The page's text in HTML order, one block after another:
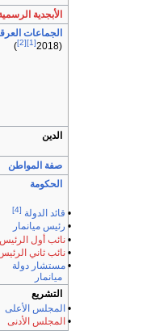
الأبجدية
الجماعات
(2018
[1]
[2]
)
الدين
صفة المواطن
الحكومة
• قائد الدولة [4]
• رئيس ميانمار
•نائب أول الرئيس
•نائب ثاني
•مستشار دولة
ميانمار
التشريع
• المجلس الأعلى
• المجلس الأدنى